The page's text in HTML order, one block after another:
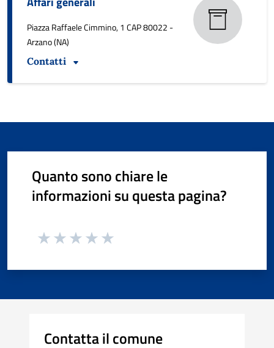
Piazza Raffaele Cimmino, 1 CAP 80022 -
Arzano (NA)
Contatti
Quanto sono chiare le
informazioni su questa pagina?
Contatta il comune